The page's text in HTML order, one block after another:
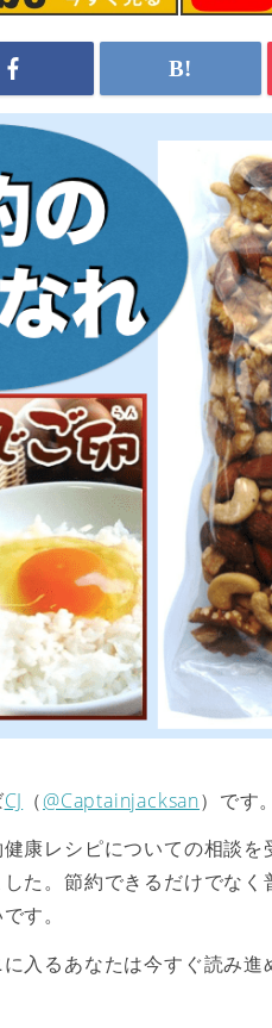
CJ （@Captainjacksan）です。
康レシピについての相談
た。節約できるだけでなく
す。
入るあなたは今すぐ読み